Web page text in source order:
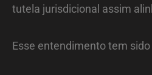
tutela jurisdicional assim
Esse entendimento tem